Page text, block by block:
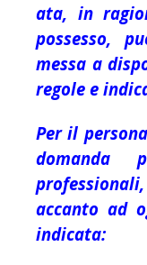
ata, in
possesso,
messa a
regole e
Per il
domanda
accanto ad
indicata: